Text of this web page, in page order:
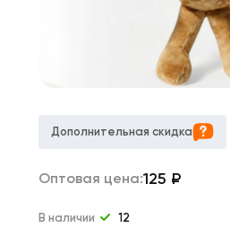
Дополнительная скидка
Оптовая цена:125 ₽
В наличии 12